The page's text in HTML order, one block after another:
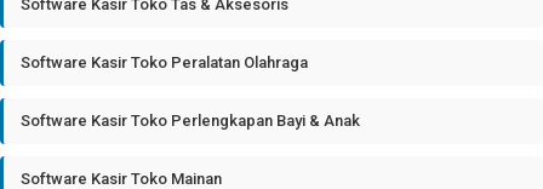
Software Kasir Toko Tas & Aksesoris
Software Kasir Toko Peralatan Olahraga
Software Kasir Toko Perlengkapan Bayi & Anak
Software Kasir Toko Mainan